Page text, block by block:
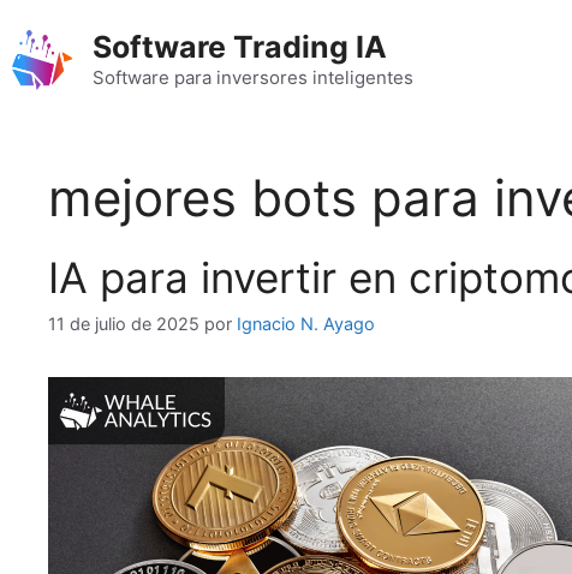
contenido
Software Trading IA
Software para inversores inteligentes
mejores bots para
IA para invertir en
11 de julio de 2025 por Ignacio N. Ayago